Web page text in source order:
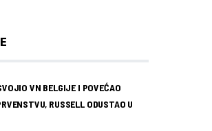
VN BELGIJE I POVEĆAO
RUSSELL ODUSTAO U